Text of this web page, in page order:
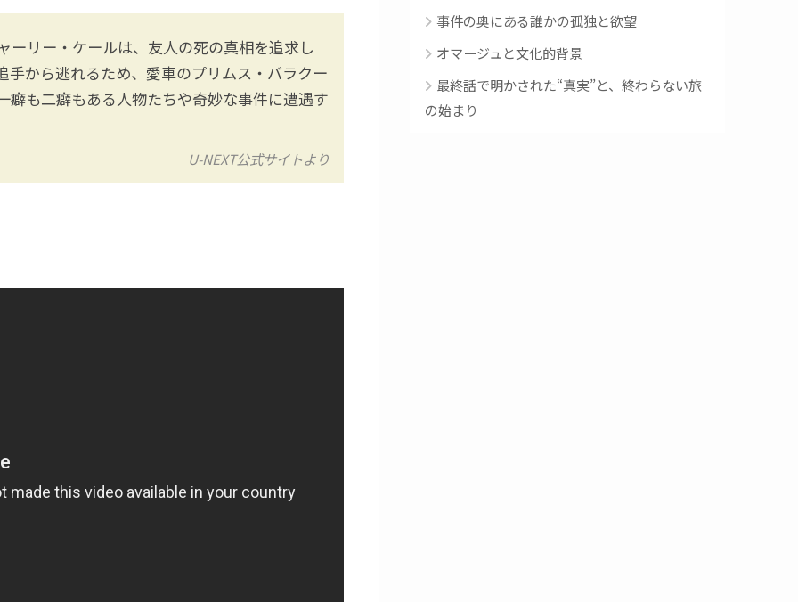
ーリー・ケールは、友人の死の真相を追求し
手から逃れるため、愛車のプリムス・バラクー
癖も二癖もある人物たちや奇妙な事件に遭遇す
U-NEXT公式サイトより
事件の奥にある誰かの孤独と欲望
オマージュと文化的背景
最終話で明かされた“真実”と、終わらない旅
の始まり